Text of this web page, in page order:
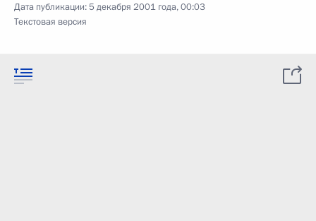
Дата публикации:5 декабря 2001 года, 00:03
Текстовая версия